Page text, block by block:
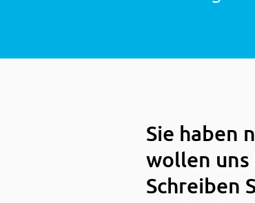
Sie haben
wollen uns
Schreiben